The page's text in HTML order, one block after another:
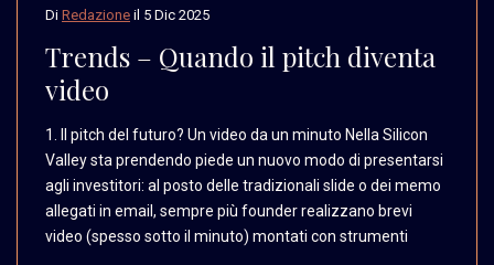
Di Redazione il 5 Dic 2025
Trends – Quando il pitch diventa
video
1. Il pitch del futuro? Un video da un minuto Nella Silicon
Valley sta prendendo piede un nuovo modo di presentarsi
agli investitori: al posto delle tradizionali slide o dei memo
allegati in email, sempre più founderrealizzano brevi
video (spesso sotto il minuto) montati con strumenti